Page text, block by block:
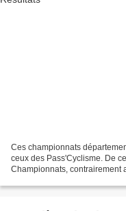
Ces championnats
ceux des Pass'Cyclisme. De
Championnats, contrairement